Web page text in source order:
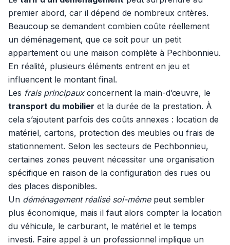
premier abord, car il dépend de nombreux critères.
Beaucoup se demandent combien coûte réellement
un déménagement, que ce soit pour un petit
appartement ou une maison complète à Pechbonnieu.
En réalité, plusieurs éléments entrent en jeu et
influencent le montant final.
Les frais principauxconcernent la main-d’œuvre, le
transport du mobilier et la durée de la prestation. À
cela s’ajoutent parfois des coûts annexes : location de
matériel, cartons, protection des meubles ou frais de
stationnement. Selon les secteurs de Pechbonnieu,
certaines zones peuvent nécessiter une organisation
spécifique en raison de la configuration des rues ou
des places disponibles.
Un déménagement réalisé soi-mêmepeut sembler
plus économique, mais il faut alors compter la location
du véhicule, le carburant, le matériel et le temps
investi. Faire appel à un professionnel implique un